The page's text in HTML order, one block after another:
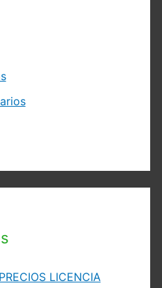
LICENCIA